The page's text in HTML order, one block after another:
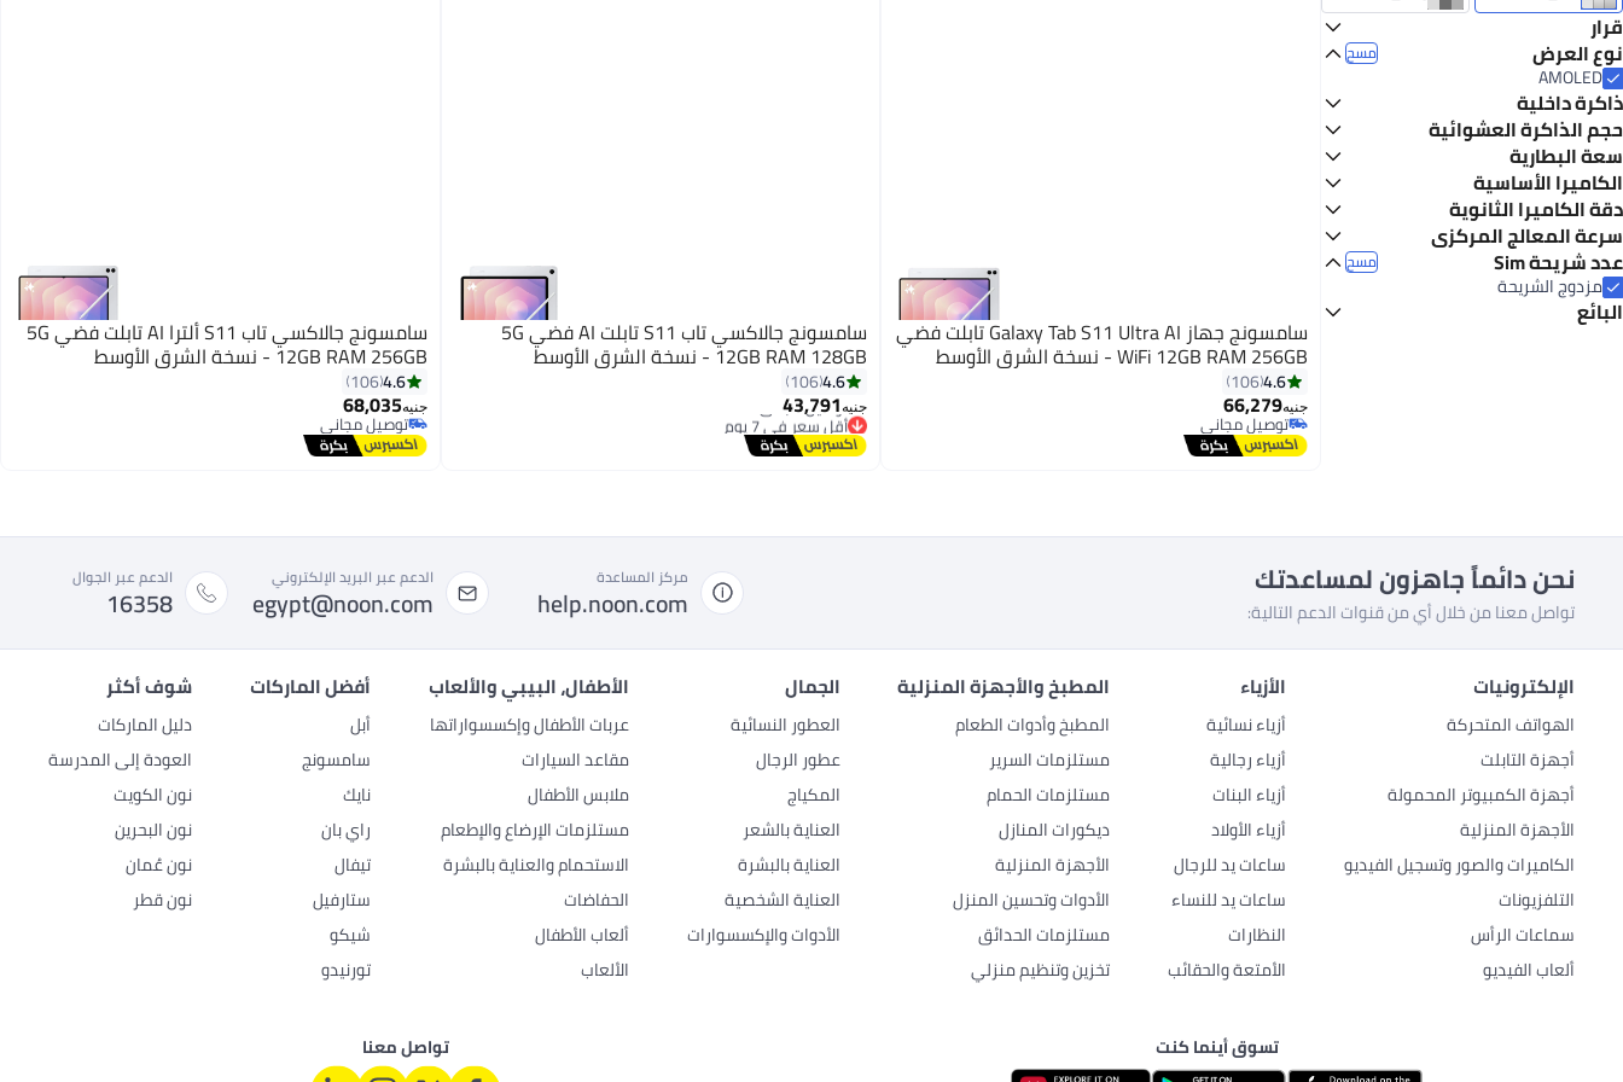
قرار
Full HD
نوع العرض مسح
AMOLED
ذاكرة داخلية
256 جيجابايت
128 جيجابايت
حجم الذاكرة العشوائية
12 جيجابايت وأكثر
سعة البطارية
5000 مللي أمبير فأكثر
الكاميرا الأساسية
12 - 15.9 ميجابكسل
دقة الكاميرا الثانوية
12 ميجابكسل فأكثر
سرعة المعالج المركزي
1 جيجاهيرتز
عدد شريحة Sim مسح
مزدوج الشريحة
البائع
اوريجينال ستورز سامسونج جهاز Galaxy Tab S11 Ultra AI تابلت فضي
WiFi 12GB RAM 256GB - نسخة الشرق الأوسط
4.6
106
جنيه66,279
توصيل مجاني
توصيل مجاني
سامسونج جالاكسي تاب S11 تابلت AI فضي 5G
12GB RAM 128GB - نسخة الشرق الأوسط
4.6
106
جنيه43,791
أقل سعر في 7 يوم
توصيل مجاني
أقل سعر في 7 يوم
سامسونج جالاكسي تاب S11 ألترا AI تابلت فضي 5G
12GB RAM 256GB - نسخة الشرق الأوسط
4.6
106
جنيه68,035
توصيل مجاني
توصيل مجاني
نحن دائماً جاهزون لمساعدتك
تواصل معنا من خلال أي من قنوات الدعم التالية:
مركز المساعدة
help.noon.com
الدعم عبر البريد الإلكتروني
egypt@noon.com
الدعم عبر الجوال
16358
الإلكترونيات
الهواتف المتحركة
أجهزة التابلت
أجهزة الكمبيوتر المحمولة
الأجهزة المنزلية
الكاميرات والصور وتسجيل الفيديو
التلفزيونات
سماعات الرأس
ألعاب الفيديو
الأزياء
أزياء نسائية
أزياء رجالية
أزياء البنات
أزياء الأولاد
ساعات يد للرجال
ساعات يد للنساء
النظارات
الأمتعة والحقائب
المطبخ والأجهزة المنزلية
المطبخ وأدوات الطعام
مستلزمات السرير
مستلزمات الحمام
ديكورات المنازل
الأجهزة المنزلية
الأدوات وتحسين المنزل
مستلزمات الحدائق
تخزين وتنظيم منزلي
الجمال
العطور النسائية
عطور الرجال
المكياج
العناية بالشعر
العناية بالبشرة
العناية الشخصية
الأدوات والإكسسوارات
الأطفال، البيبي والألعاب
عربات الأطفال وإكسسواراتها
مقاعد السيارات
ملابس الأطفال
مستلزمات الإرضاع والإطعام
الاستحمام والعناية بالبشرة
الحفاضات
ألعاب الأطفال
الألعاب
أفضل الماركات
أبل
سامسونج
نايك
راي بان
تيفال
ستارفيل
شيكو
تورنيدو
شوف أكثر
دليل الماركات
العودة إلى المدرسة
نون الكويت
نون البحرين
نون عُمان
نون قطر
تسوق أينما كنت تواصل معنا